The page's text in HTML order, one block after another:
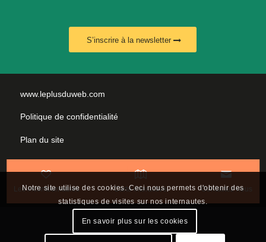
Les incontournables Carte interactive Contactez-nous
S’inscrire à la newsletter
www.leplusduweb.com
Politique de confidentialité
Plan du site
Nous contacter
Notre site utilise des cookies. Ceci nous permets d'obtenir des
statistiques de visites sur nos internautes.
En savoir plus sur les cookies